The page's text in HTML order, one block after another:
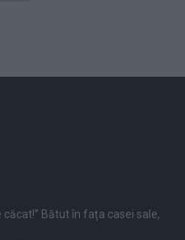
căcat!” Bătut în fața casei sale,